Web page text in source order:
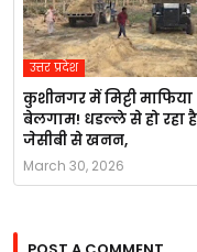
उत्तर प्रदेश
कुशीनगर में मिट्टी माफिया
बेलगाम! धडल्ले से हो रहा है
जेसीबी से खनन,
March 30, 2026